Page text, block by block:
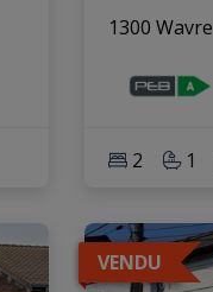
1300 Wavre
2 1
VENDU